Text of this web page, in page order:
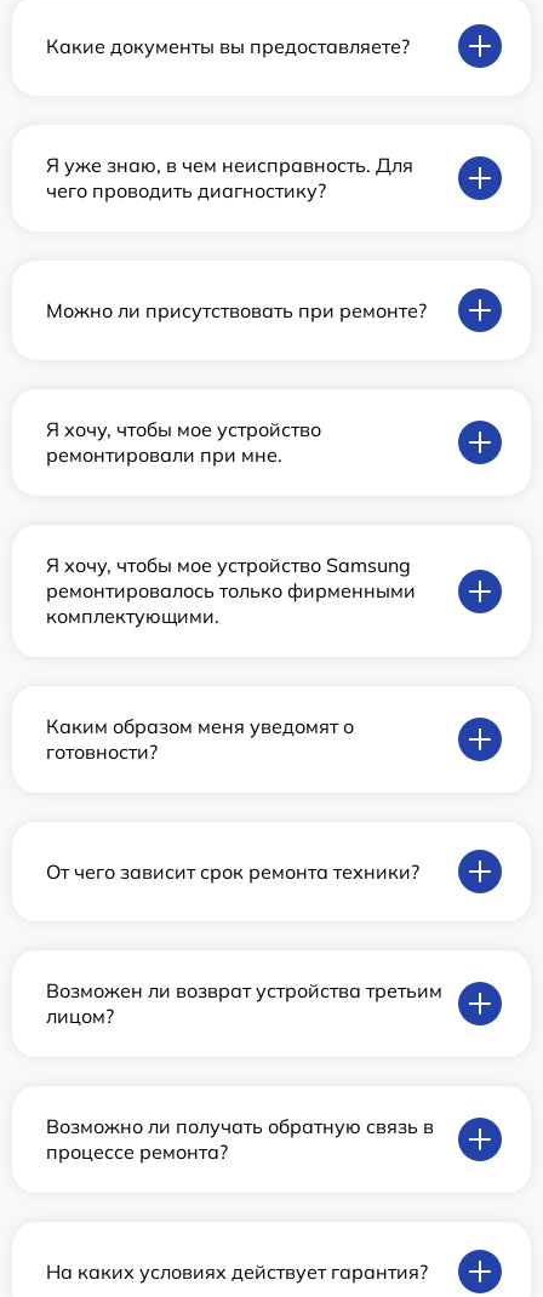
Какие документы вы предоставляете?
Я уже знаю, в чем неисправность. Для
чего проводить диагностику?
Можно ли присутствовать при ремонте?
Я хочу, чтобы мое устройство
ремонтировали при мне.
Я хочу, чтобы мое устройство Samsung
ремонтировалось только фирменными
комплектующими.
Каким образом меня уведомят о
готовности?
От чего зависит срок ремонта техники?
Возможен ли возврат устройства третьим
лицом?
Возможно ли получать обратную связь в
процессе ремонта?
На каких условиях действует гарантия?